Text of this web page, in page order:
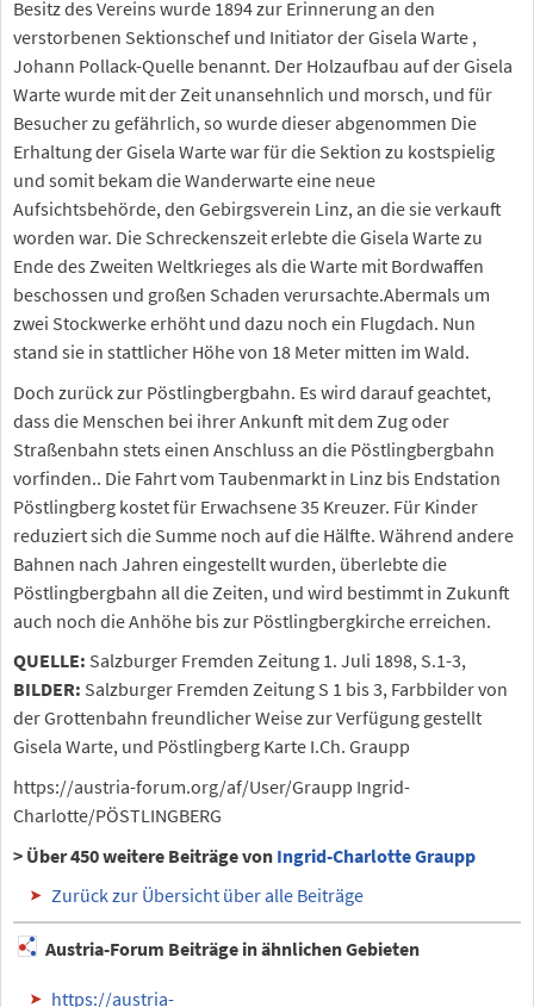
Besitz des Vereins wurde 1894 zur Erinnerung an den
verstorbenen Sektionschef und Initiator der Gisela Warte ,
Johann Pollack-Quelle benannt. Der Holzaufbau auf der Gisela
Warte wurde mit der Zeit unansehnlich und morsch, und für
Besucher zu gefährlich, so wurde dieser abgenommen Die
Erhaltung der Gisela Warte war für die Sektion zu kostspielig
und somit bekam die Wanderwarte eine neue
Aufsichtsbehörde, den Gebirgsverein Linz, an die sie verkauft
worden war. Die Schreckenszeit erlebte die Gisela Warte zu
Ende des Zweiten Weltkrieges als die Warte mit Bordwaffen
beschossen und großen Schaden verursachte.Abermals um
zwei Stockwerke erhöht und dazu noch ein Flugdach. Nun
stand sie in stattlicher Höhe von 18 Meter mitten im Wald.
Doch zurück zur Pöstlingbergbahn. Es wird darauf geachtet,
dass die Menschen bei ihrer Ankunft mit dem Zug oder
Straßenbahn stets einen Anschluss an die Pöstlingbergbahn
vorfinden.. Die Fahrt vom Taubenmarkt in Linz bis Endstation
Pöstlingberg kostet für Erwachsene 35 Kreuzer. Für Kinder
reduziert sich die Summe noch auf die Hälfte. Während andere
Bahnen nach Jahren eingestellt wurden, überlebte die
Pöstlingbergbahn all die Zeiten, und wird bestimmt in Zukunft
auch noch die Anhöhe bis zur Pöstlingbergkirche erreichen.
QUELLE: Salzburger Fremden Zeitung 1. Juli 1898, S.1-3,
BILDER: Salzburger Fremden Zeitung S 1 bis 3, Farbbilder von
der Grottenbahn freundlicher Weise zur Verfügung gestellt
Gisela Warte, und Pöstlingberg Karte I.Ch. Graupp
https://austria-forum.org/af/User/Graupp Ingrid-
Charlotte/PÖSTLINGBERG
> Über 450 weitere Beiträge von Ingrid-Charlotte Graupp
Zurück zur Übersicht über alle Beiträge
Austria-Forum Beiträge in ähnlichen Gebieten
https://austria-